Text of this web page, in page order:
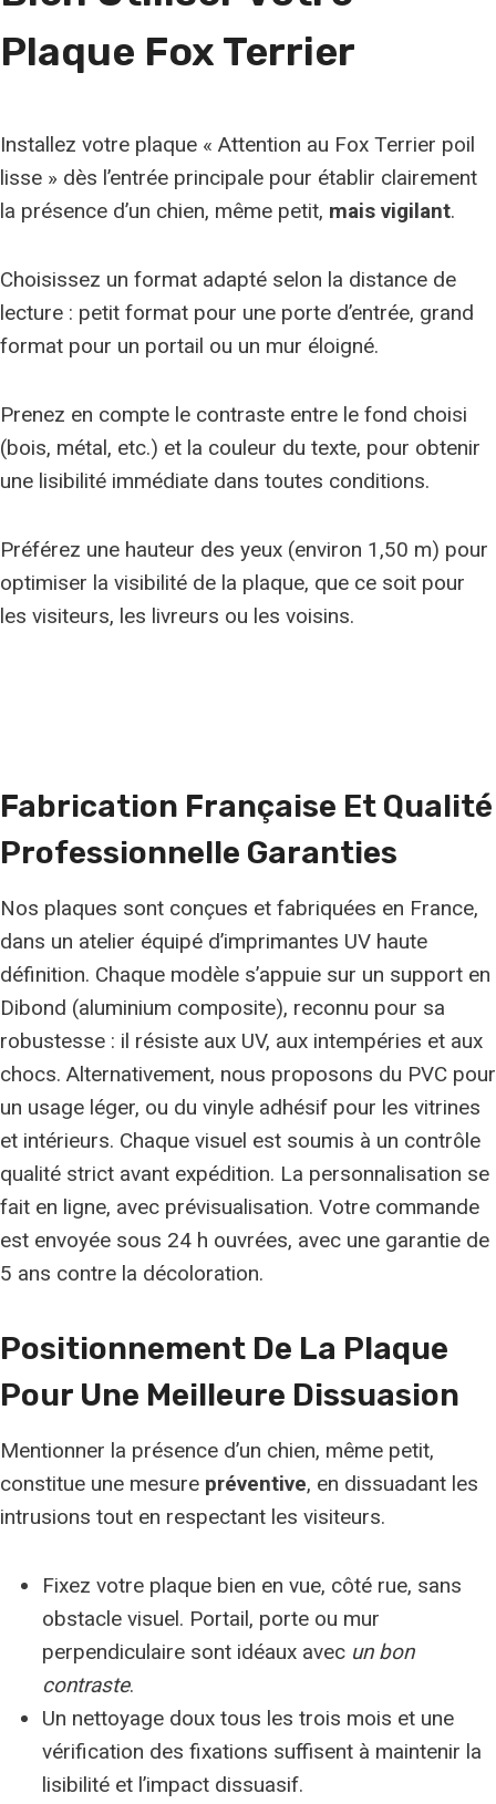
e
Plaque Fox Terrier
Installez votre plaque « Attention au Fox Terrier poil
lisse » dès l’entrée principale pour établir clairement
la présence d’un chien, même petit, mais vigilant.
Choisissez un format adapté selon la distance de
lecture : petit format pour une porte d’entrée, grand
format pour un portail ou un mur éloigné.
Prenez en compte le contraste entre le fond choisi
(bois, métal, etc.) et la couleur du texte, pour obtenir
une lisibilité immédiate dans toutes conditions.
Préférez une hauteur des yeux (environ 1,50 m) pour
optimiser la visibilité de la plaque, que ce soit pour
les visiteurs, les livreurs ou les voisins.
Fabrication Française Et Qualité
Professionnelle Garanties
Nos plaques sont conçues et fabriquées en France,
dans un atelier équipé d’imprimantes UV haute
définition. Chaque modèle s’appuie sur un support en
Dibond (aluminium composite), reconnu pour sa
robustesse : il résiste aux UV, aux intempéries et aux
chocs. Alternativement, nous proposons du PVC pour
un usage léger, ou du vinyle adhésif pour les vitrines
et intérieurs. Chaque visuel est soumis à un contrôle
qualité strict avant expédition. La personnalisation se
fait en ligne, avec prévisualisation. Votre commande
est envoyée sous 24 h ouvrées, avec une garantie de
5 ans contre la décoloration.
Positionnement De La Plaque
Pour Une Meilleure Dissuasion
Mentionner la présence d’un chien, même petit,
constitue une mesure préventive, en dissuadant les
intrusions tout en respectant les visiteurs.
Fixez votre plaque bien en vue, côté rue, sans
obstacle visuel. Portail, porte ou mur
perpendiculaire sont idéaux avec un bon
contraste.
Un nettoyage doux tous les trois mois et une
vérification des fixations suffisent à maintenir la
lisibilité et l’impact dissuasif.